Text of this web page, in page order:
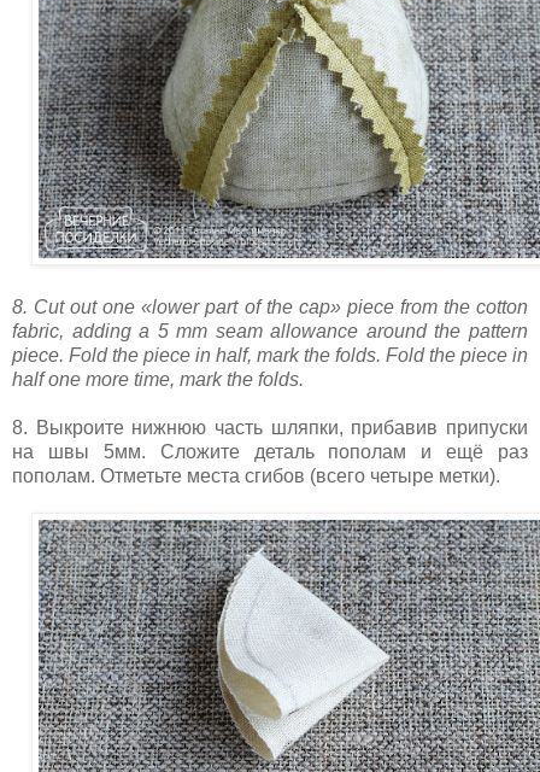
8. Cut out one «lower part of the cap» piece from the cotton
fabric, adding a 5 mm seam allowance around the pattern
piece. Fold the piece in half, mark the folds. Fold the piece in
half one more time, mark the folds.
8. Выкроите нижнюю часть шляпки, прибавив припуски
на швы 5мм. Сложите деталь пополам и ещё раз
пополам. Отметьте места сгибов (всего четыре метки).